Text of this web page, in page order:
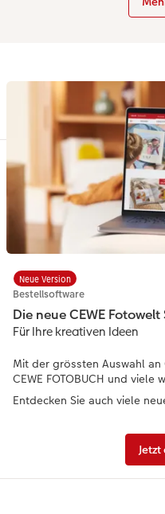
Neue Version
Bestellsoftware
Die neue CEWE
Für Ihre kreativen Ideen
Mit der grössten Auswahl
CEWE FOTOBUCH und
Entdecken Sie auch viele